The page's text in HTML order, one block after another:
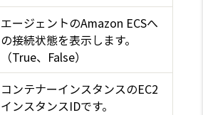
エージェントのAmazon ECSへ
の接続状態を表示します。
（True、False）
コンテナーインスタンスのEC2
インスタンスIDです。